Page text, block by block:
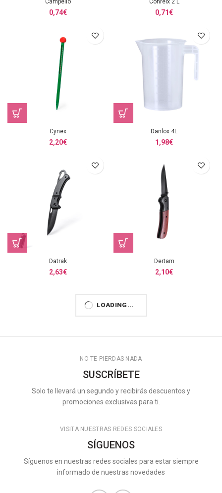
Campello
0,74€
Conreix 2 L
0,71€
Cynex
2,20€
Danlox 4L
1,98€
Datrak
2,63€
Dertam
2,10€
LOADING...
NO TE PIERDAS NADA
SUSCRÍBETE
Solo te llevará un segundo y recibirás descuentos y
promociones exclusivas para ti.
VISITA NUESTRAS REDES SOCIALES
SÍGUENOS
Síguenos en nuestras redes sociales para estar siempre
informado de nuestras novedades